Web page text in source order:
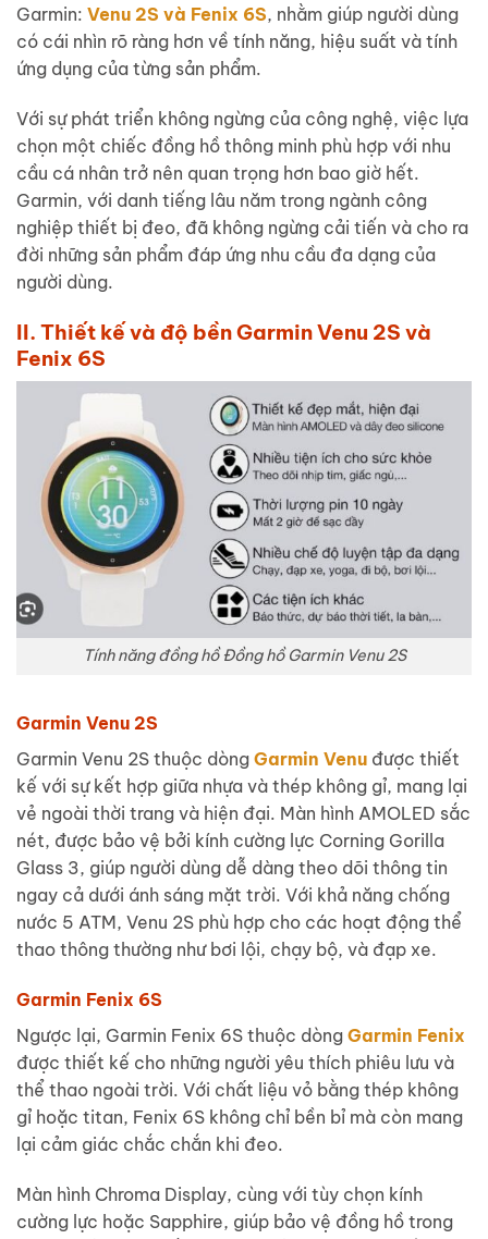
Garmin: Venu 2S và Fenix 6S, nhằm giúp người dùng
có cái nhìn rõ ràng hơn về tính năng, hiệu suất và tính
ứng dụng của từng sản phẩm.
Với sự phát triển không ngừng của công nghệ, việc lựa
chọn một chiếc đồng hồ thông minh phù hợp với nhu
cầu cá nhân trở nên quan trọng hơn bao giờ hết.
Garmin, với danh tiếng lâu năm trong ngành công
nghiệp thiết bị đeo, đã không ngừng cải tiến và cho ra
đời những sản phẩm đáp ứng nhu cầu đa dạng của
người dùng.
II. Thiết kế và độ bền Garmin Venu 2S và
Fenix 6S
Tính năng đồng hồ Đồng hồ Garmin Venu 2S
Garmin Venu 2S
Garmin Venu 2S thuộc dòng Garmin Venu được thiết
kế với sự kết hợp giữa nhựa và thép không gỉ, mang lại
vẻ ngoài thời trang và hiện đại. Màn hình AMOLED sắc
nét, được bảo vệ bởi kính cường lực Corning Gorilla
Glass 3, giúp người dùng dễ dàng theo dõi thông tin
ngay cả dưới ánh sáng mặt trời. Với khả năng chống
nước 5 ATM, Venu 2S phù hợp cho các hoạt động thể
thao thông thường như bơi lội, chạy bộ, và đạp xe.
Garmin Fenix 6S
Ngược lại, Garmin Fenix 6S thuộc dòng Garmin Fenix
được thiết kế cho những người yêu thích phiêu lưu và
thể thao ngoài trời. Với chất liệu vỏ bằng thép không
gỉ hoặc titan, Fenix 6S không chỉ bền bỉ mà còn mang
lại cảm giác chắc chắn khi đeo.
Màn hình Chroma Display, cùng với tùy chọn kính
cường lực hoặc Sapphire, giúp bảo vệ đồng hồ trong